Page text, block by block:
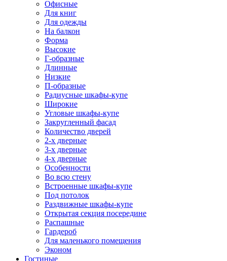
Офисные
Для книг
Для одежды
На балкон
Форма
Высокие
Г-образные
Длинные
Низкие
П-образные
Радиусные шкафы-купе
Широкие
Угловые шкафы-купе
Закругленный фасад
Количество дверей
2-х дверные
3-х дверные
4-х дверные
Особенности
Во всю стену
Встроенные шкафы-купе
Под потолок
Раздвижные шкафы-купе
Открытая секция посередине
Распашные
Гардероб
Для маленького помещения
Эконом
Гостиные